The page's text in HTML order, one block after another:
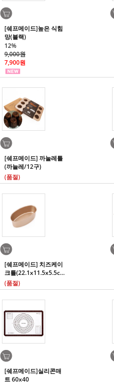
[쉐프메이드]높은 식힘
망(블랙)
12%
9,000원
7,900원
[쉐프메이드] 까눌레틀
(까늘레/12구)
(품절)
[쉐프메이드] 치즈케이
크틀(22.1x11.5x5.5c
m)
(품절)
[쉐프메이드]실리콘매
트 60x40